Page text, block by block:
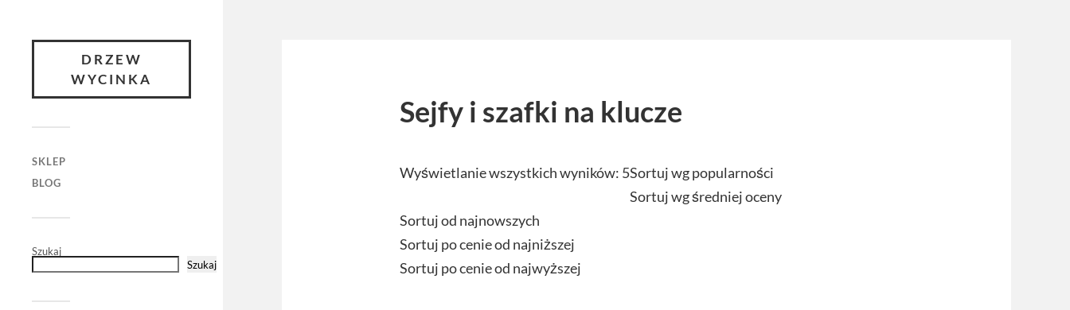
DRZEW
WYCINKA
SKLEP
BLOG
Szukaj
Szukaj
Sejfy i szafki na klucze
Wyświetlanie wszystkich wyników: 5Sortuj wg popularności
Sortuj wg średniej oceny
Sortuj od najnowszych
Sortuj po cenie od najniższej
Sortuj po cenie od najwyższej